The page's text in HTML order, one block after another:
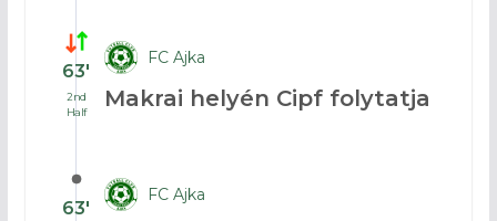
63′
2nd
Half
FC Ajka
Makrai helyén Cipf folytatja
63′
FC Ajka